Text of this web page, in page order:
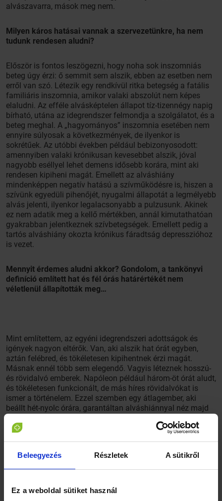
Beleegyezés Részletek A sütikről
Ez a weboldal sütiket használ
alvászavarra, mások meg nem.
Milyen káros hatásai vannak a szervezetünkre, ha nem
tudunk rendesen aludni?
Először is fontos leszögezni, hogy noha sok inszomniás
beteg úgy érzi: ő semmit sem alszik, ebben az esetben nem
erről van szó. Létezik egy rendkívül ritka betegség a fatális
familiáris inszomnia, amikor valaki abszolút nem képes
elaludni. Az efféle alvásképtelen állapot tíz-tizennégy napig
bírható, utána az idegrendszer felmondja a szolgálatot, és a
beteg meghal. A „hagyományos” inszomnia esetében nem
ennyire súlyosak a következmények, de ilyenkor is
sokrétűek. Az utóbbi években például bebizonyosodott:
amennyiben valaki krónikusan kevesebbet alszik, jóval
nagyobb eséllyel lehet demens idősebb korára, mint aki
rendesen kipiheni magát. Emellett az alváshiány
mindenképpen negatív hatású a szívműködésre is, hiszen a
szívünk egyedüli pihenőjét, nyugalmi állapotát a legmélyebb
alvás jelenti, ilyenkor legalacsonyabb a pulzusunk. Akinek
ez nem adatik meg a kellő mértékben, annál kimutathatóan
gyakrabban jelentkeznek szívbetegségek. Emellett pedig a
tartós alváshiány okozta krónikus fáradtság depresszióhoz
is vezet.
Mennyit érdemes aludni akkor? Gondolom, a tankönyvi
definíció említett hat és fél órás határértékét nem
véletlenül állapították meg…
Mint említettem, az egyéni idegrendszeri adottságok és
igények nagyon eltérők. Van, aki alszik hat órát egyben,
aztán felébred, és tökéletesen kipihentnek érzi magát.
Másnak ennél több sem elegendő. Vagyis léteznek hosszú-
és rövidalvó emberek. Napóleon például három-öt órát aludt,
és tökéletesen funkcionált, de más híres rövidalvókat is
ismer a történelem. Ezzel szemben egy átlagember, aki
beállt hét-nyolc órára, garantáltan alváshiánnyal néz majd
időszakban tartósan csak öt óra alváshoz jut éjjelente. Az ő